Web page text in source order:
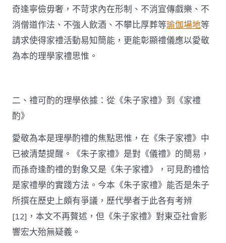
奇逢寧儉毋奢，不苛求內在形制、不消宣傳戲樂、不
消僧道作法、不強人飲酒、不攀比厚葬等瑜伽場地等
請求使得家禮活動易知簡能，更能彰顯禮儀應以愛敬
為本的理學家禮思惟。
二、禮可酌的理學依據：從《朱子家禮》到《家禮
酌》
愛敬為本是理學酌禮的焦點思惟，在《朱子家禮》中
已被清楚提醒。《朱子家禮》是對《儀禮》的簡易，
而孫奇逢酌禮的對象又是《朱子家禮》，可見酌禮恰
是家禮學的實踐方法。今本《朱子家禮》能否是朱子
所撰在歷史上頗有爭議，歷代學者于此各有考辨
[12]，本文不再贅述，但《朱子家禮》對東亞社會影
響宏大殆無疑義。